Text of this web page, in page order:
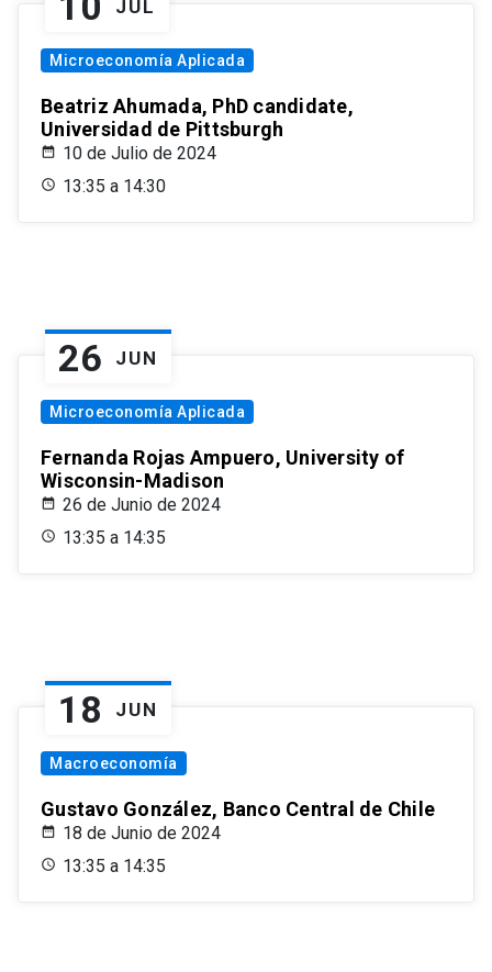
JUL
Microeconomía Aplicada
Beatriz Ahumada, PhD candidate,
Universidad de Pittsburgh
10 de Julio de 2024
13:35 a 14:30
26 JUN
Microeconomía Aplicada
Fernanda Rojas Ampuero, University of
Wisconsin-Madison
26 de Junio de 2024
13:35 a 14:35
18 JUN
Macroeconomía
Gustavo González, Banco Central de Chile
18 de Junio de 2024
13:35 a 14:35